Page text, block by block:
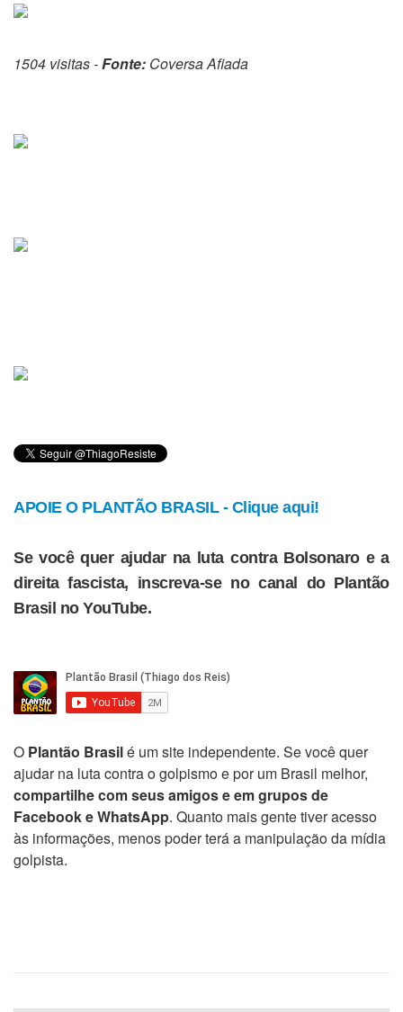
1504 visitas -Fonte: Coversa Afiada
APOIE O PLANTÃO BRASIL - Clique aqui!
Se você quer ajudar na luta contra Bolsonaro e a
direita fascista, inscreva-se no canal do Plantão
Brasil no YouTube.
O Plantão Brasilé um site independente. Se você quer
ajudar na luta contra o golpismo e por um Brasil melhor,
compartilhe com seus amigos e em grupos de
Facebook e WhatsApp. Quanto mais gente tiver acesso
às informações, menos poder terá a manipulação da mídia
golpista.